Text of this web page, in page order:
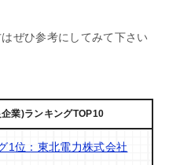
ぜひ参考にしてみて下さい
業)ランキングTOP10
1位：東北電力株式会社